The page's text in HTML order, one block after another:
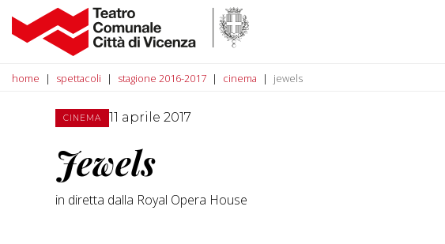
home spettacoli stagione 2016-2017 cinema jewels
CINEMA 11 aprile 2017
Jewels
in diretta dalla Royal Opera House